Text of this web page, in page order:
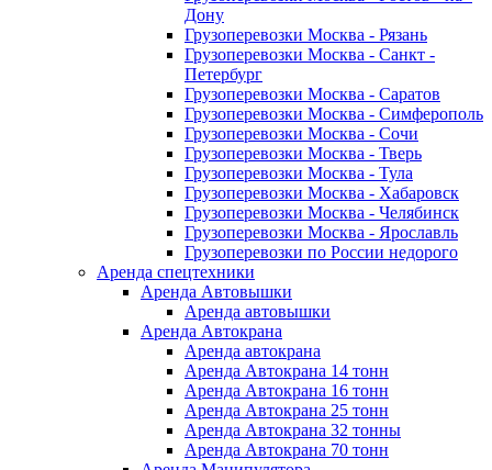
Дону
Грузоперевозки Москва - Рязань
Грузоперевозки Москва - Санкт -
Петербург
Грузоперевозки Москва - Саратов
Грузоперевозки Москва - Симферополь
Грузоперевозки Москва - Сочи
Грузоперевозки Москва - Тверь
Грузоперевозки Москва - Тула
Грузоперевозки Москва - Хабаровск
Грузоперевозки Москва - Челябинск
Грузоперевозки Москва - Ярославль
Грузоперевозки по России недорого
Аренда спецтехники
Аренда Автовышки
Аренда автовышки
Аренда Автокрана
Аренда автокрана
Аренда Автокрана 14 тонн
Аренда Автокрана 16 тонн
Аренда Автокрана 25 тонн
Аренда Автокрана 32 тонны
Аренда Автокрана 70 тонн